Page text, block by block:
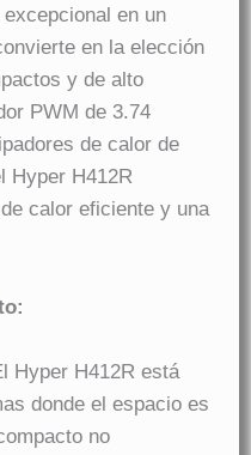
en un
en la elección
y de alto
PWM de 3.74
de calor de
Hyper H412R
calor eficiente y una
Hyper H412R está
donde el espacio es
no